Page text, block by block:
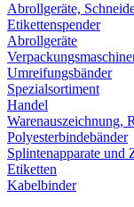
Abrollgeräte,
Etikettenspender
Abrollgeräte
Umreifungsbänder
Spezialsortiment
Handel
Warenauszeichnung,
Polyesterbindebänder
Splintenapparate und
Etiketten
Kabelbinder